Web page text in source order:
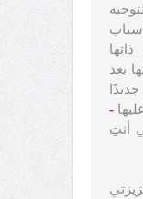
بعد
-
أنتِ